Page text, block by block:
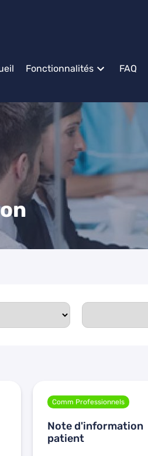
Fonctionnalités FAQ
Comm Professionnels
Note d'information
patient